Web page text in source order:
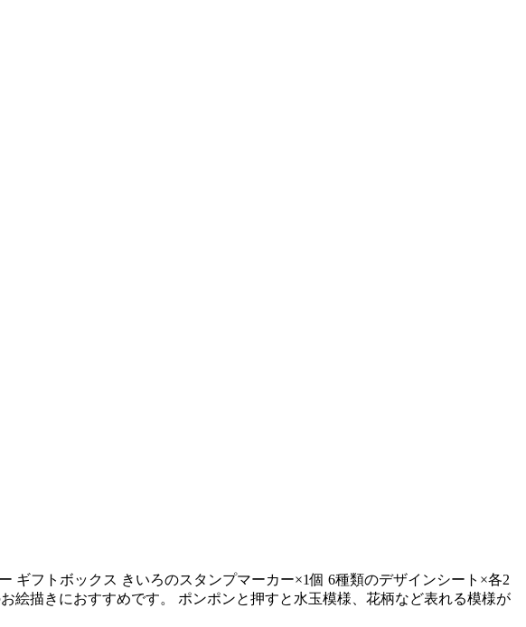
ギフトボックス きいろのスタンプマーカー×1個 6種類のデザインシート×各2
絵描きにおすすめです。 ポンポンと押すと水玉模様、花柄など表れる模様が